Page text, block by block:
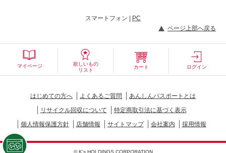
スマートフォン |
PC
ページ上部へ戻る
マイページ
欲しいもの
リスト
カート ログイン
はじめての方へ よくあるご質問
あんしんパスポートとは
リサイクル回収について
特定商取引法に基づく表示
個人情報保護方針
店舗情報 サイトマップ 会社案内 採用情報
© K's HOLDINGS CORPORATION